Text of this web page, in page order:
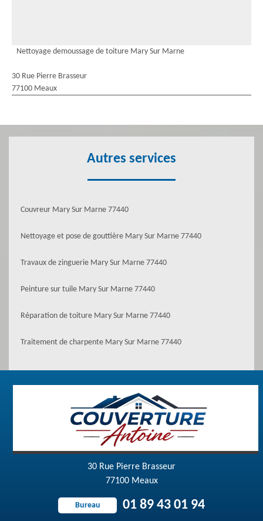
Nettoyage demoussage de toiture Mary Sur Marne
30 Rue Pierre Brasseur
77100 Meaux
Autres services
Couvreur Mary Sur Marne 77440
Nettoyage et pose de gouttière Mary Sur Marne 77440
Travaux de zinguerie Mary Sur Marne 77440
Peinture sur tuile Mary Sur Marne 77440
Réparation de toiture Mary Sur Marne 77440
Traitement de charpente Mary Sur Marne 77440
30 Rue Pierre Brasseur
77100 Meaux
Bureau 01 89 43 01 94